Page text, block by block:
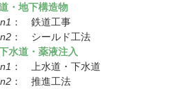
・地下構造物
： 鉄道工事
： シールド工法
水道・薬液注入
： 上水道・下水道
： 推進工法